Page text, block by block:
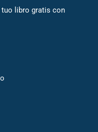
libro gratis con